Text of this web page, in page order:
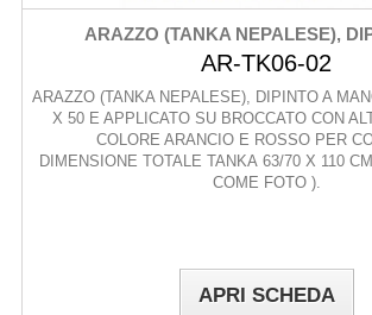
ARAZZO (TANKA NEPALESE),
AR-TK06-02
ARAZZO (TANKA NEPALESE), DIPINTO A
X 50 E APPLICATO SU BROCCATO CON
COLORE ARANCIO E ROSSO PER
DIMENSIONE TOTALE TANKA 63/70 X 110
COME FOTO ).
APRI SCHEDA